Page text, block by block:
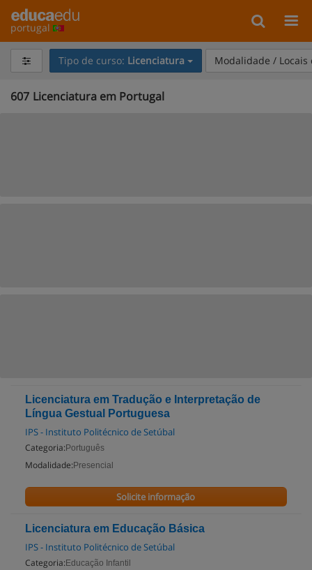
portugal
Tipo de curso: Licenciatura Modalidade /
607 Licenciatura em Portugal
Licenciatura em Tradução e Interpretação de
Língua Gestual Portuguesa
IPS - Instituto Politécnico de Setúbal
Categoria: Português
Modalidade: Presencial
Solicite informação
Licenciatura em Educação Básica
IPS - Instituto Politécnico de Setúbal
Categoria: Educação Infantil